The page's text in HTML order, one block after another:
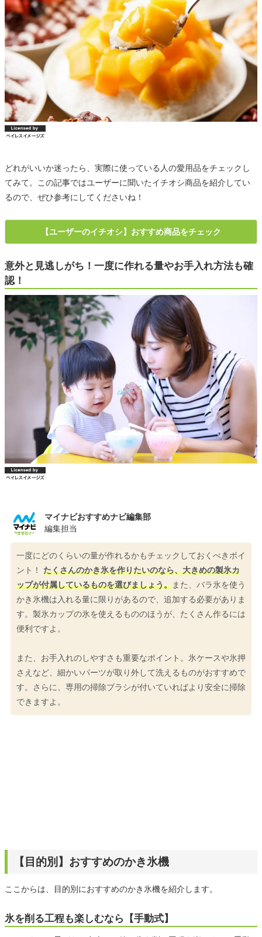
どれがいいか迷ったら、実際に使っている人の愛用品をチェックし
てみて。この記事ではユーザーに聞いたイチオシ商品を紹介してい
るので、ぜひ参考にしてくださいね！
【ユーザーのイチオシ】おすすめ商品をチェック
意外と見逃しがち！一度に作れる量やお手入れ方法も確
認！
マイナビおすすめナビ編集部
編集担当
一度にどのくらいの量が作れるかもチェックしておくべきポイ
ント！ たくさんのかき氷を作りたいのなら、大きめの製氷カ
ップが付属しているものを選びましょう。また、バラ氷を使う
かき氷機は入れる量に限りがあるので、追加する必要がありま
す。製氷カップの氷を使えるもののほうが、たくさん作るには
便利ですよ。
また、お手入れのしやすさも重要なポイント。氷ケースや氷押
さえなど、細かいパーツが取り外して洗えるものがおすすめで
す。さらに、専用の掃除ブラシが付いていればより安全に掃除
できますよ。
【目的別】おすすめのかき氷機
ここからは、目的別におすすめのかき氷機を紹介します。
氷を削る工程も楽しむなら【手動式】